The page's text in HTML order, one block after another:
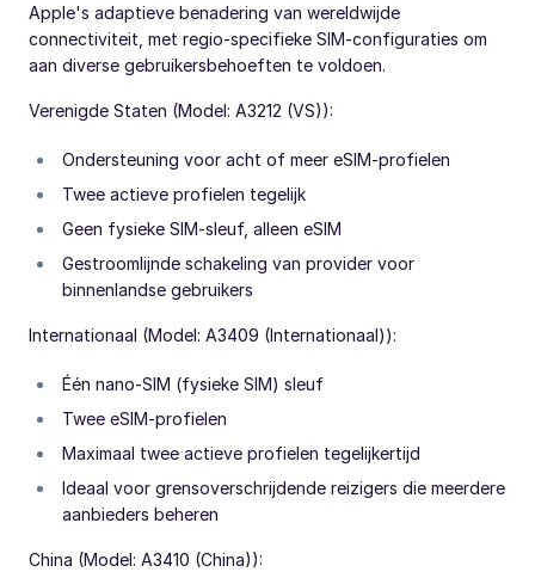
Apple's adaptieve benadering van wereldwijde
connectiviteit, met regio-specifieke SIM-configuraties om
aan diverse gebruikersbehoeften te voldoen.
Verenigde Staten (Model: A3212 (VS)):
Ondersteuning voor acht of meer eSIM-profielen
Twee actieve profielen tegelijk
Geen fysieke SIM-sleuf, alleen eSIM
Gestroomlijnde schakeling van provider voor
binnenlandse gebruikers
Internationaal (Model: A3409 (Internationaal)):
Één nano-SIM (fysieke SIM) sleuf
Twee eSIM-profielen
Maximaal twee actieve profielen tegelijkertijd
Ideaal voor grensoverschrijdende reizigers die meerdere
aanbieders beheren
China (Model: A3410 (China)):